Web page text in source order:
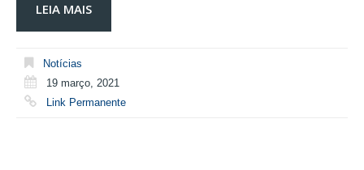
LEIA MAIS
Notícias
19 março, 2021
Link Permanente